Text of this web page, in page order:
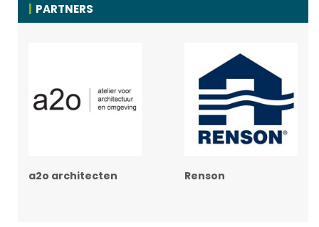
PARTNERS
a2o architecten Renson